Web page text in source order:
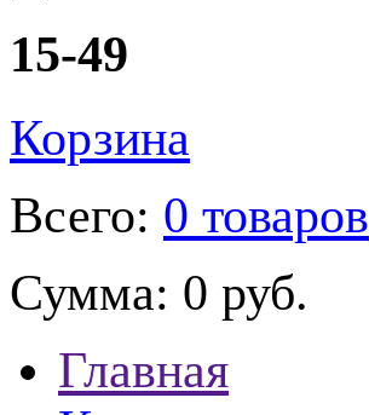
15-49
Корзина
Всего: 0 товаров
Сумма: 0 руб.
Главная